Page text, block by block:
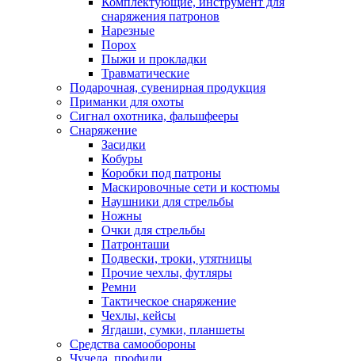
снаряжения патронов
Нарезные
Порох
Пыжи и прокладки
Травматические
Подарочная, сувенирная продукция
Приманки для охоты
Сигнал охотника, фальшфееры
Снаряжение
Засидки
Кобуры
Коробки под патроны
Маскировочные сети и костюмы
Наушники для стрельбы
Ножны
Очки для стрельбы
Патронташи
Подвески, троки, утятницы
Прочие чехлы, футляры
Ремни
Тактическое снаряжение
Чехлы, кейсы
Ягдаши, сумки, планшеты
Средства самообороны
Чучела, профили